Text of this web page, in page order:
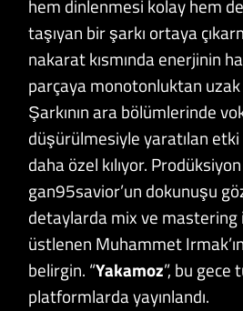
hem dinlenmesi kolay hem
taşıyan bir şarkı ortaya
nakarat kısmında enerjinin
parçaya monotonluktan uzak
Şarkının ara bölümlerinde
düşürülmesiyle yaratılan
daha özel kılıyor.
gan95savior’un dokunuşu
detaylarda mix ve
üstlenen Muhammet
belirgin. “Yakamoz”, bu
platformlarda yayınlandı.